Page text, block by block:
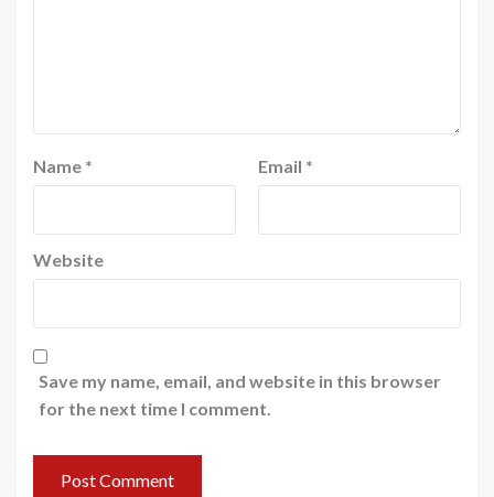
Name * Email *
Website
Save my name, email, and website in this browser
for the next time I comment.